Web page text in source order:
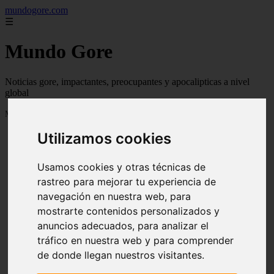
Utilizamos cookies
Usamos cookies y otras técnicas de
rastreo para mejorar tu experiencia de
navegación en nuestra web, para
mostrarte contenidos personalizados y
anuncios adecuados, para analizar el
tráfico en nuestra web y para comprender
de donde llegan nuestros visitantes.
mundogore.com
☰
Mundo Gore
Noticias gore, impactantes, preocupantes y apocalipticas a nivel
global
Mostrando 1 - 24 de 237 artículos